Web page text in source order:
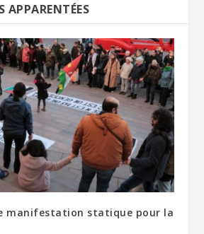
manifestation statique pour la